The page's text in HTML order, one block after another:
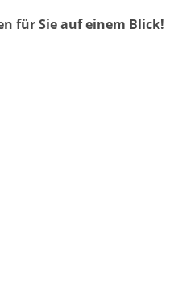
für Sie auf einem Blick!